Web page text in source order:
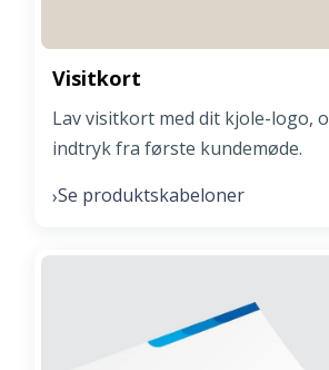
Visitkort
Lav visitkort med dit kjole-logo,
indtryk fra første kundemøde.
›Se produktskabeloner